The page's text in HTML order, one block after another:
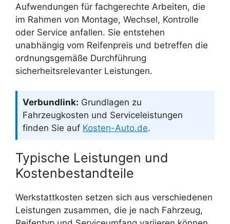
Aufwendungen für fachgerechte Arbeiten, die
im Rahmen von Montage, Wechsel, Kontrolle
oder Service anfallen. Sie entstehen
unabhängig vom Reifenpreis und betreffen die
ordnungsgemäße Durchführung
sicherheitsrelevanter Leistungen.
Verbundlink: Grundlagen zu
Fahrzeugkosten und Serviceleistungen
finden Sie auf Kosten-Auto.de.
Typische Leistungen und
Kostenbestandteile
Werkstattkosten setzen sich aus verschiedenen
Leistungen zusammen, die je nach Fahrzeug,